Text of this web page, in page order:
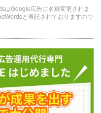
はGoogle広告に名称変更されま
と表記されておりますので